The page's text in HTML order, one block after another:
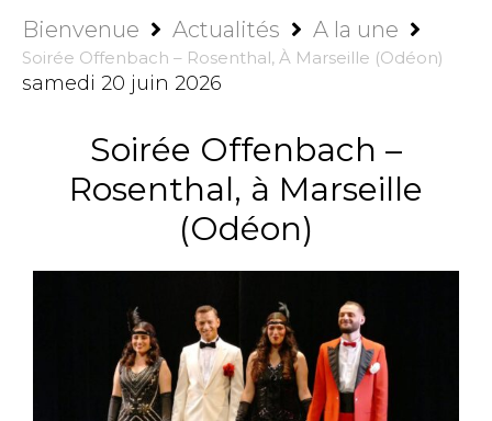
Bienvenue Actualités A la une
Soirée Offenbach – Rosenthal, À Marseille (Odéon)
samedi 20 juin 2026
Soirée Offenbach –
Rosenthal, à Marseille
(Odéon)